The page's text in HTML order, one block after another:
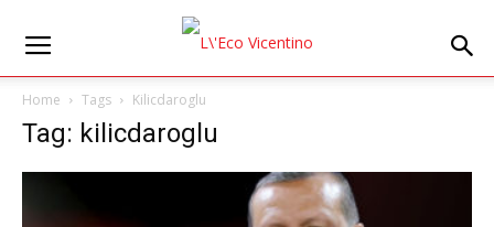
Home Tags Kilicdaroglu
Tag: kilicdaroglu